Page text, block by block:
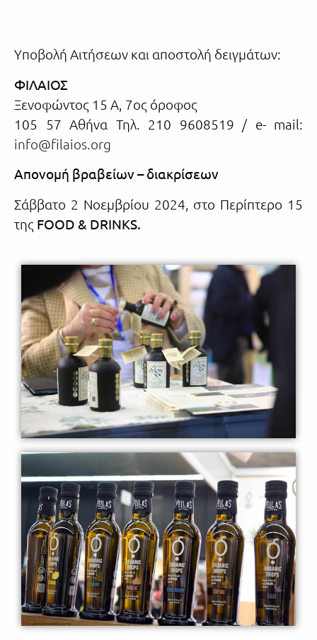
Υποβολή Αιτήσεων και αποστολή δειγμάτων:
ΦΙΛΑΙΟΣ
Ξενοφώντος 15 Α, 7ος όροφος
105 57 Αθήνα Τηλ. 210 9608519 / e- mail:
info@filaios.org
Απονομή βραβείων – διακρίσεων
Σάββατο 2 Νοεμβρίου 2024, στο Περίπτερο 15
της FOOD & DRINKS.